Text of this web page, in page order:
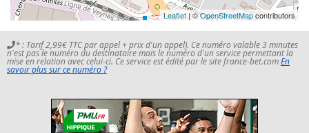
Leaflet | ©OpenStreetMapcontributors
* : Tarif 2,99€ TTC par appel + prix d'un appel). Ce numéro valable 3 minutes
n'est pas le numéro du destinataire mais le numéro d'un service permettant la
mise en relation avec celui-ci. Ce service est édité par le site france-bet.comEn
savoir plus sur ce numéro ?